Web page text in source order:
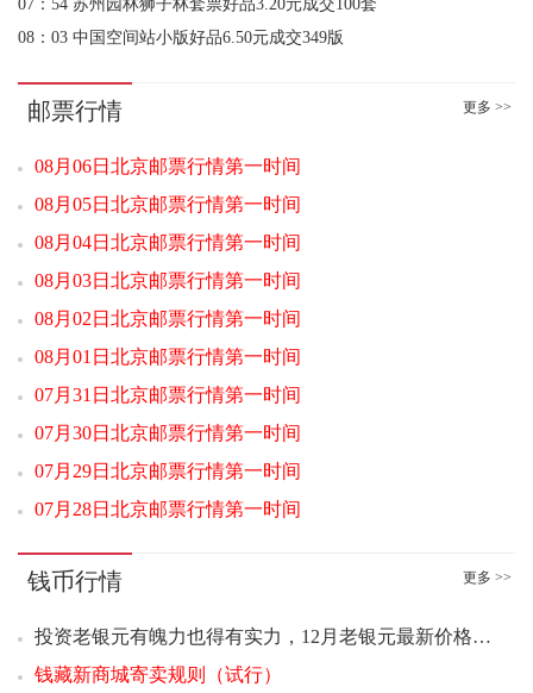
08：25 94年万国邮联小型张（互动金标）好品3680.00元成交5刀
08：30 解放军军旗军徽军歌套票撕口8.80元成交200套
08：37 解放军军旗军徽军歌套票好品8.20元成交100套
08：42 封神演义二小型张特殊靓号70.00元成交2张
09：00 封神演义二小型张好品38.60元成交200张
09：00 2025贺岁蛇钞 灵蛇纳福（互动金标）618.00元成交1
09：00 1962年壹角 红宝石（互动金标）1500.00元成交1
09：01 玄奘小型张（互动评级）10.80元成交50
09：03 1962年壹角 关门冠（互动金标）442.00元成交1
09：07 封神演义二小型张好品38.50元成交14张
09：09 1962年壹角 渡背水印（互动金标）266.00元成交1
09：11 1980年贰圆 绿钻王（互动金标）45.00元成交12
09：21 封神演义一小型张好品115.00元成交11张
09：24 玄奘小型张（互动评级）10.80元成交100
09：27 1953年贰分 霸王祥云（互动金标）124.90元成交10
09：28 玄奘小型张（互动评级）10.80元成交28
邮票行情 更多 >>
08月06日北京邮票行情第一时间
08月05日北京邮票行情第一时间
08月04日北京邮票行情第一时间
08月03日北京邮票行情第一时间
08月02日北京邮票行情第一时间
08月01日北京邮票行情第一时间
07月31日北京邮票行情第一时间
07月30日北京邮票行情第一时间
07月29日北京邮票行情第一时间
07月28日北京邮票行情第一时间
钱币行情 更多 >>
投资老银元有魄力也得有实力，12月老银元最新价格速递
钱藏新商城寄卖规则（试行）